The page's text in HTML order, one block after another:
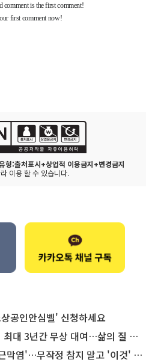
형:출처표시+상업적 이용금지+변경금지
이용 할 수 있습니다.
공인안심벨' 신청하세요
3년간 무상 대여…삶의 질 높인다
'…무작정 참지 말고 '이것' 해보세요!